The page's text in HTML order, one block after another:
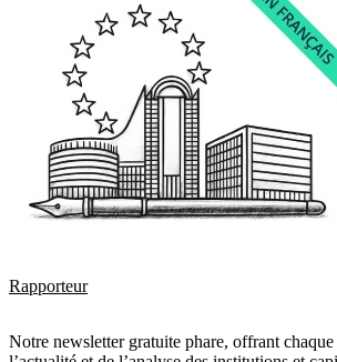
Rapporteur
Notre newsletter gratuite phare, offrant chaque